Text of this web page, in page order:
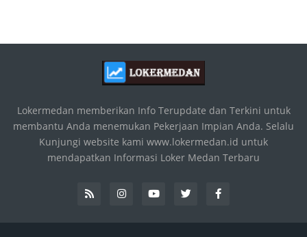
Lokermedan memberikan Info Terupdate dan Terkini untuk
membantu Anda menemukan Pekerjaan Impian Anda. Selalu
Kunjungi website kami www.lokermedan.id untuk
mendapatkan Informasi Loker Medan Terbaru